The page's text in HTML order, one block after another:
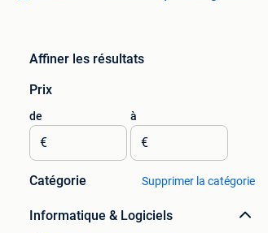
Affiner les résultats
Prix
de
€
à
€
Catégorie Supprimer la catégorie
Informatique & Logiciels